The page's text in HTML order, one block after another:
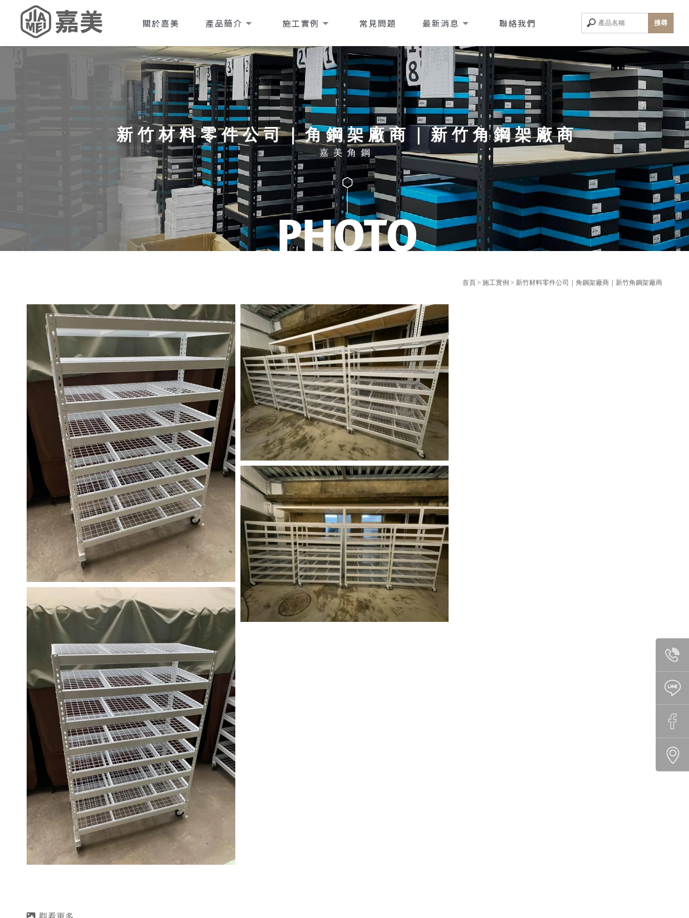
關於嘉美 產品簡介 施工實例 常見問題 最新消息 聯絡我們
新竹材料零件公司｜角鋼架廠商｜新竹角鋼架廠商
首頁 > 施工實例 > 新竹材料零件公司｜角鋼架廠商｜新竹角鋼架廠商